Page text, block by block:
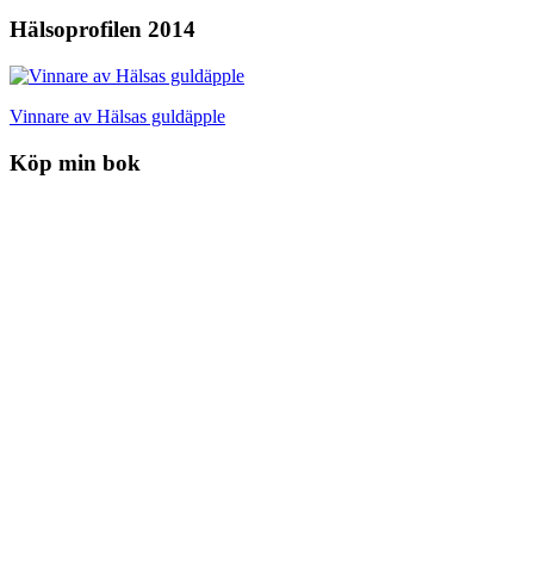
Hälsoprofilen 2014
Vinnare av Hälsas guldäpple
Köp min bok